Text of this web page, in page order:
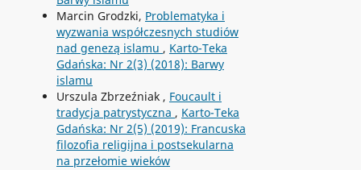
Marcin Grodzki, Problematyka i
wyzwania współczesnych studiów
nad genezą islamu , Karto-Teka
Gdańska: Nr 2(3) (2018): Barwy
islamu
Urszula Zbrzeźniak , Foucault i
tradycja patrystyczna , Karto-Teka
Gdańska: Nr 2(5) (2019): Francuska
filozofia religijna i postsekularna
na przełomie wieków